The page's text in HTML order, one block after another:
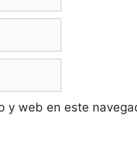
y web en este